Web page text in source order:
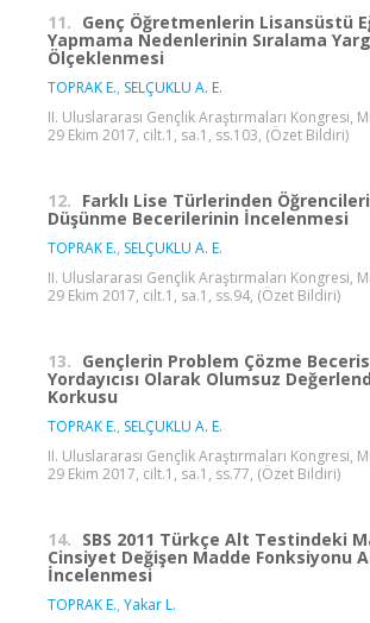
11. Genç Öğretmenlerin Lisansüstü
Yapmama Nedenlerinin Sıralama
Ölçeklenmesi
TOPRAK E., SELÇUKLU A. E.
II. Uluslararası Gençlik Araştırmaları Kongresi,
29 Ekim 2017, cilt.1, sa.1, ss.103, (Özet Bildiri)
12. Farklı Lise Türlerinden
Düşünme Becerilerinin İncelenmesi
TOPRAK E., SELÇUKLU A. E.
II. Uluslararası Gençlik Araştırmaları Kongresi,
29 Ekim 2017, cilt.1, sa.1, ss.94, (Özet Bildiri)
13. Gençlerin Problem Çözme
Yordayıcısı Olarak Olumsuz
Korkusu
TOPRAK E., SELÇUKLU A. E.
II. Uluslararası Gençlik Araştırmaları Kongresi,
29 Ekim 2017, cilt.1, sa.1, ss.77, (Özet Bildiri)
14. SBS 2011 Türkçe Alt Testindeki
Cinsiyet Değişen Madde Fonksiyonu
İncelenmesi
TOPRAK E., Yakar L.